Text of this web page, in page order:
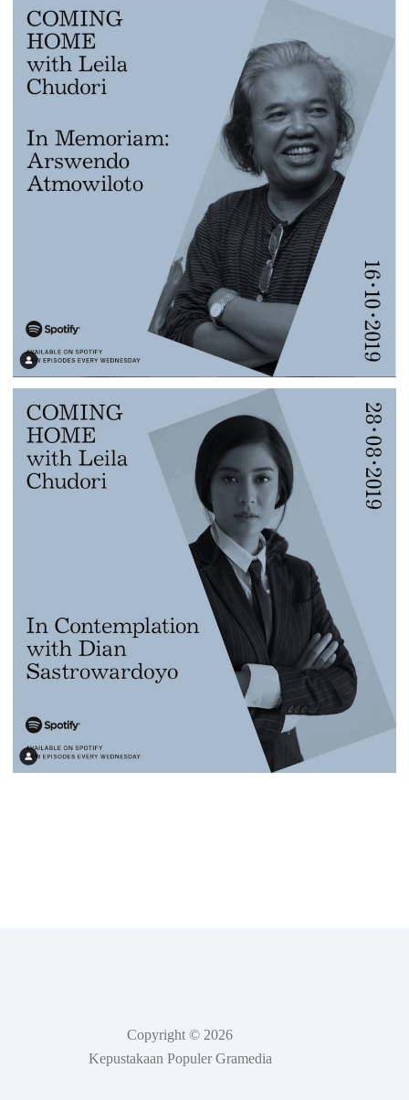
Copyright © 2026
Kepustakaan Populer Gramedia